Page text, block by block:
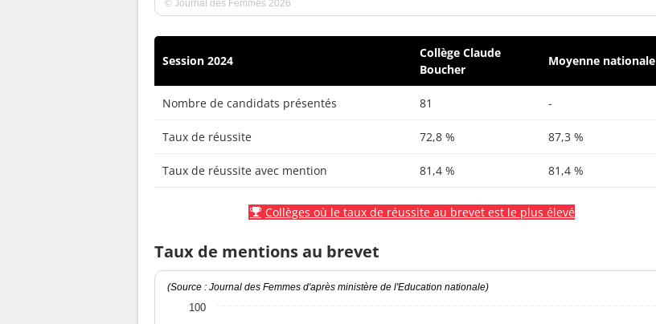
© Journal des Femmes 2026
Session 2024
Collège Claude
Boucher
Moyenne nationale
Nombre de candidats présentés 81 -
Taux de réussite 72,8 % 87,3 %
Taux de réussite avec mention 81,4 % 81,4 %
Collèges où le taux de réussite au brevet est le plus élevé
Taux de mentions au brevet
(Source : Journal des Femmes d'après ministère de l'Education nationale)
100